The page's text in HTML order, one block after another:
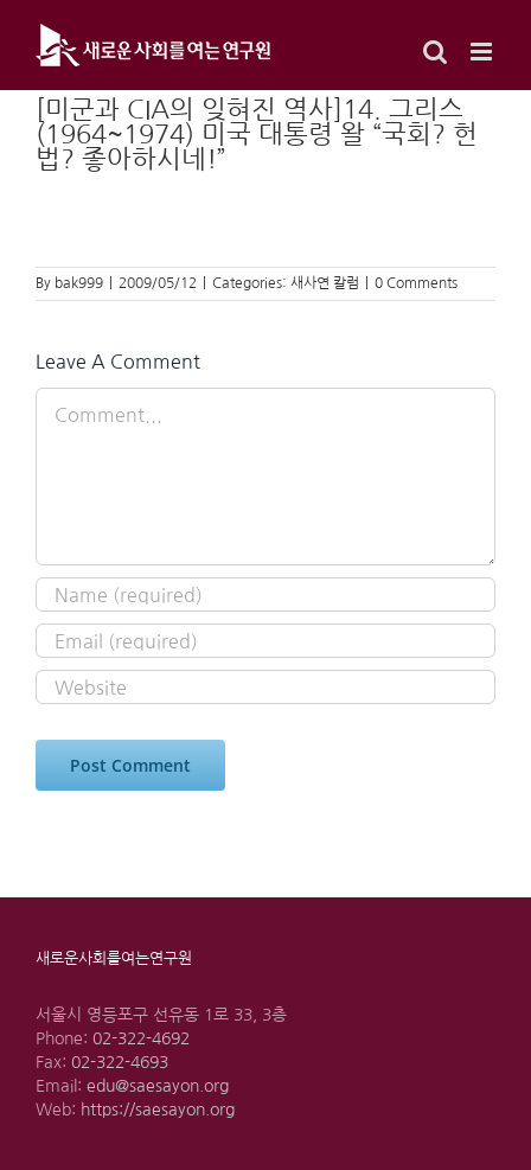
content
[미군과 CIA의 잊혀진 역사]14. 그리스
(1964~1974) 미국 대통령 왈 “국회? 헌
법? 좋아하시네!”
By bak999 2009/05/12 Categories: 새사연 칼럼 0 Comments
Leave A Comment
새로운사회를여는연구원
서울시 영등포구 선유동 1로 33, 3층
Phone: 02-322-4692
Fax: 02-322-4693
Email: edu@saesayon.org
Web: https://saesayon.org